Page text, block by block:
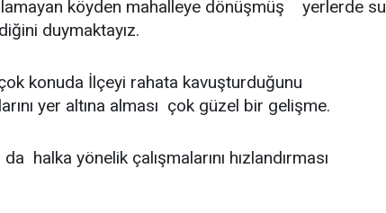
köyden mahalleye dönüşmüş yerlerde su
duymaktayız.
konuda İlçeyi rahata kavuşturduğunu
yer altına alması çok güzel bir gelişme.
halka yönelik çalışmalarını hızlandırması